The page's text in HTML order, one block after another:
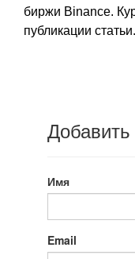
биржи Binance.
публикации статьи.
Имя
Email